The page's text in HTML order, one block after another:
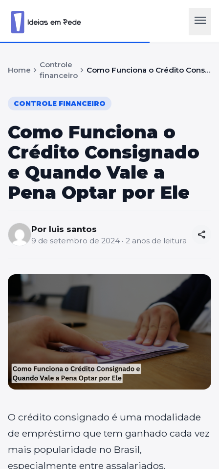
menu
Home chevron_right
Controle
financeiro chevron_right Como Funciona o Crédito Consignado e Quando Vale a Pena Optar por Ele
CONTROLE FINANCEIRO
Como Funciona o
Crédito Consignado
e Quando Vale a
Pena Optar por Ele
Por luis santos
9 de setembro de 2024 • 2 anos de leitura
share
O crédito consignado é uma modalidade
de empréstimo que tem ganhado cada vez
mais popularidade no Brasil,
especialmente entre assalariados,